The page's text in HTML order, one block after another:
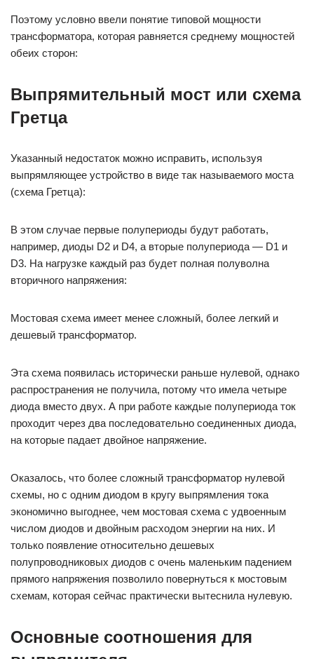
Поэтому условно ввели понятие типовой мощности
трансформатора, которая равняется среднему мощностей
обеих сторон:
Выпрямительный мост или схема
Гретца
Указанный недостаток можно исправить, используя
выпрямляющее устройство в виде так называемого моста
(схема Гретца):
В этом случае первые полупериоды будут работать,
например, диоды D2 и D4, а вторые полупериода — D1 и
D3. На нагрузке каждый раз будет полная полуволна
вторичного напряжения:
Мостовая схема имеет менее сложный, более легкий и
дешевый трансформатор.
Эта схема появилась исторически раньше нулевой, однако
распространения не получила, потому что имела четыре
диода вместо двух. А при работе каждые полупериода ток
проходит через два последовательно соединенных диода,
на которые падает двойное напряжение.
Оказалось, что более сложный трансформатор нулевой
схемы, но с одним диодом в кругу выпрямления тока
экономично выгоднее, чем мостовая схема с удвоенным
числом диодов и двойным расходом энергии на них. И
только появление относительно дешевых
полупроводниковых диодов с очень маленьким падением
прямого напряжения позволило повернуться к мостовым
схемам, которая сейчас практически вытеснила нулевую.
Основные соотношения для